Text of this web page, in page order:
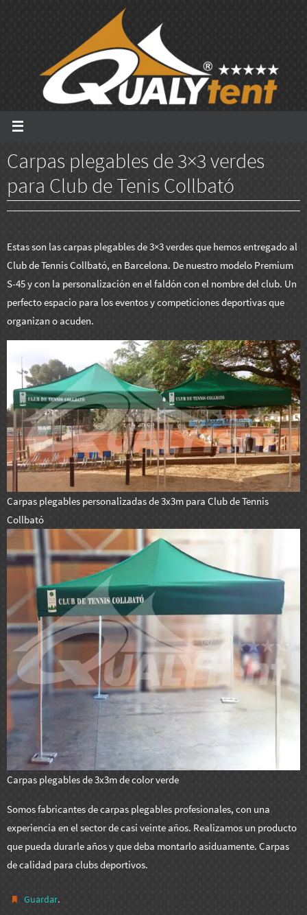
Carpas plegables de 3×3 verdes
para Club de Tenis Collbató
Estas son las carpas plegables de 3×3 verdes que hemos entregado al
Club de Tennis Collbató, en Barcelona. De nuestro modelo Premium
S-45 y con la personalización en el faldón con el nombre del club. Un
perfecto espacio para los eventos y competiciones deportivas que
organizan o acuden.
Carpas plegables personalizadas de 3x3m para Club de Tennis
Collbató
Carpas plegables de 3x3m de color verde
Somos fabricantes de carpas plegables profesionales, con una
experiencia en el sector de casi veinte años. Realizamos un producto
que pueda durarle años y que deba montarlo asiduamente. Carpas
de calidad para clubs deportivos.
Guardar.